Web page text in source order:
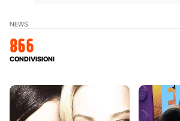
NEWS
866
CONDIVISIONI